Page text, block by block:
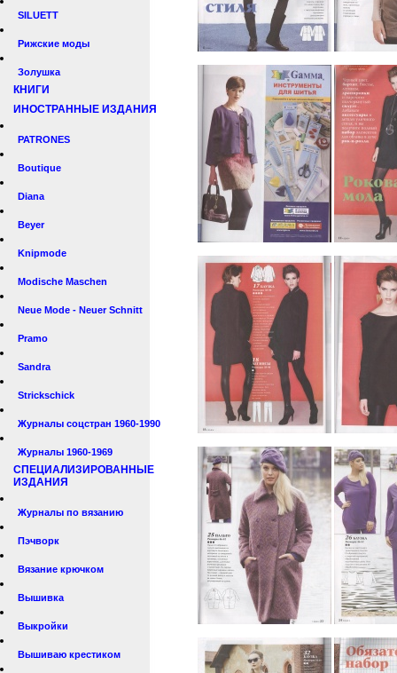
SILUETT
Рижские моды
Золушка
КНИГИ
ИНОСТРАННЫЕ ИЗДАНИЯ
PATRONES
Boutique
Diana
Beyer
Knipmode
Modische Maschen
Neue Mode - Neuer Schnitt
Pramo
Sandra
Strickschick
Журналы соцстран 1960-1990
Журналы 1960-1969
СПЕЦИАЛИЗИРОВАННЫЕ
ИЗДАНИЯ
Журналы по вязанию
Пэчворк
Вязание крючком
Вышивка
Выкройки
Вышиваю крестиком